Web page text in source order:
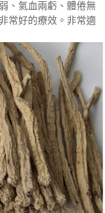
、氣血兩虧、體倦無
常好的療效。非常適